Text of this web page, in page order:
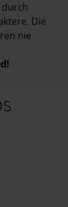
Die
nie